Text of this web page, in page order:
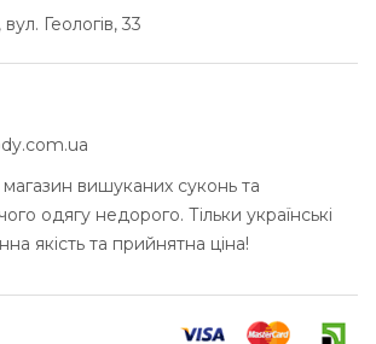
Геологів, 33
вишуканих суконь та
одягу недорого. Тільки українські
якість та прийнятна ціна!